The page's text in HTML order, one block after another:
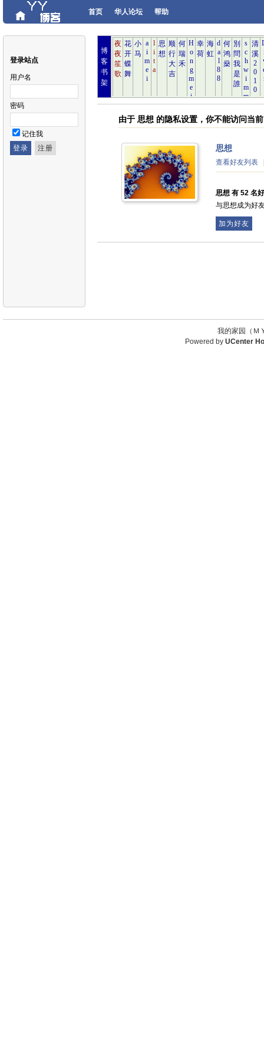
首页 华人论坛 帮助
登录站点
用户名
密码
记住我
博
客
书
架
由于 思想 的隐私设置，你不能访问当
思想
查看好友列表
思想 有 52 名
与思想成为好
加为好友
我的家园（
Powered by UCenter